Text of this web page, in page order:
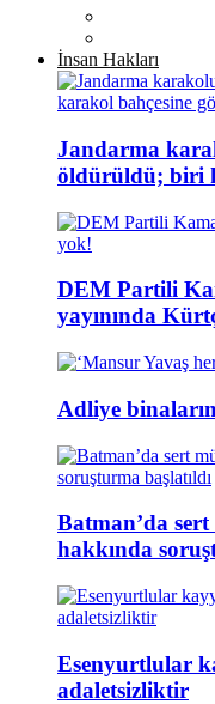
İnsan Hakları
Jandarma
öldürüldü; biri
DEM Partili
yayınında
Adliye
Batman’da
hakkında
Esenyurtlular
adaletsizliktir